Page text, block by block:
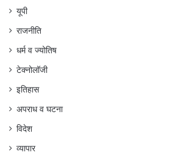
यूपी
राजनीति
धर्म व ज्योतिष
टेक्नोलॉजी
इतिहास
अपराध व घटना
विदेश
व्यापार